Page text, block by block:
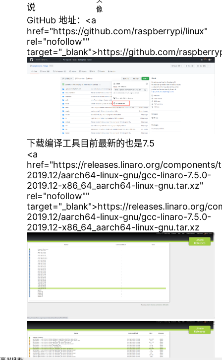
说
GitHub 地址：<a
href="https://github.com/raspberrypi/linux"
rel="nofollow""
target="_blank">https://github.com/
下载编译工具目前最新的也是7.5
<a
href="https://releases.linaro.org/components/
2019.12/aarch64-linux-gnu/gcc-linaro-7.5.0-
2019.12-x86_64_aarch64-linux-gnu.tar.xz"
rel="nofollow""
target="_blank">https://releases.linaro.org/
2019.12/aarch64-linux-gnu/gcc-linaro-7.5.0-
2019.12-x86_64_aarch64-linux-gnu.tar.xz
Bilibili
今日头条
官方微博